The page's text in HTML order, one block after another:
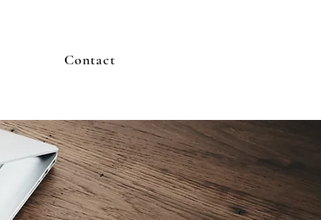
Contact